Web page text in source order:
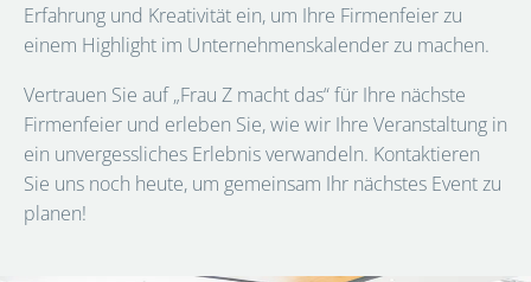
Erfahrung und Kreativität ein, um Ihre Firmenfeier zu
einem Highlight im Unternehmenskalender zu machen.
Vertrauen Sie auf „Frau Z macht das“ für Ihre nächste
Firmenfeier und erleben Sie, wie wir Ihre Veranstaltung in
ein unvergessliches Erlebnis verwandeln. Kontaktieren
Sie uns noch heute, um gemeinsam Ihr nächstes Event zu
planen!